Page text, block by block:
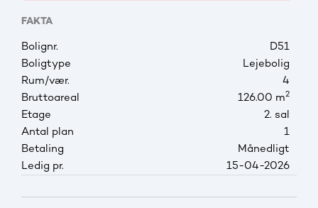
FAKTA
Bolignr.
D51
Boligtype
Lejebolig
Rum/vær.
4
Bruttoareal
126.00 m2
Etage
2. sal
Antal plan
1
Betaling
Månedligt
Ledig pr.
15-04-2026